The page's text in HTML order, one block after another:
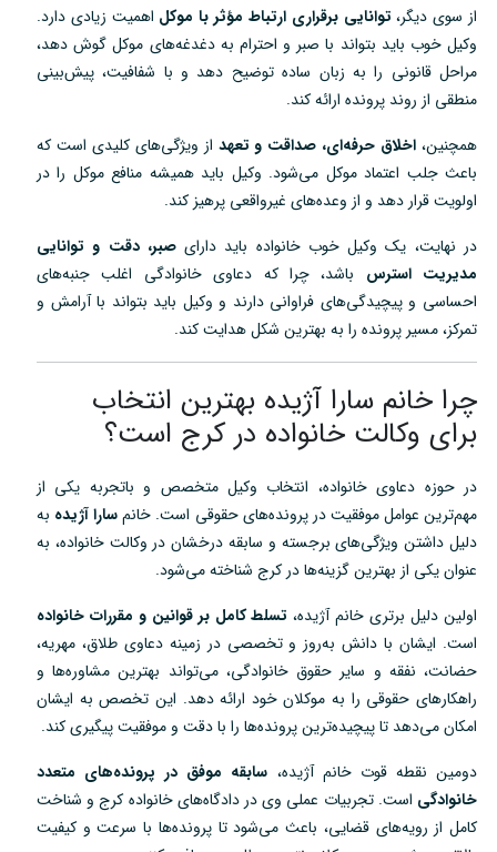
از سوی دیگر، توانایی برقراری ارتباط مؤثر با موکل اهمیت زیادی دارد.
وکیل خوب باید بتواند با صبر و احترام به دغدغه‌های موکل گوش دهد،
مراحل قانونی را به زبان ساده توضیح دهد و با شفافیت، پیش‌بینی
منطقی از روند پرونده ارائه کند.
همچنین، اخلاق حرفه‌ای، صداقت و تعهد از ویژگی‌های کلیدی است که
باعث جلب اعتماد موکل می‌شود. وکیل باید همیشه منافع موکل را در
اولویت قرار دهد و از وعده‌های غیرواقعی پرهیز کند.
در نهایت، یک وکیل خوب خانواده باید دارایصبر، دقت و توانایی
مدیریت استرس باشد، چرا که دعاوی خانوادگی اغلب جنبه‌های
احساسی و پیچیدگی‌های فراوانی دارند و وکیل باید بتواند با آرامش و
تمرکز، مسیر پرونده را به بهترین شکل هدایت کند.
چرا خانم سارا آژیده بهترین انتخاب
برای وکالت خانواده در کرج است؟
در حوزه دعاوی خانواده، انتخاب وکیل متخصص و باتجربه یکی از
مهم‌ترین عوامل موفقیت در پرونده‌های حقوقی است. خانمسارا آژیده به
دلیل داشتن ویژگی‌های برجسته و سابقه درخشان در وکالت خانواده، به
عنوان یکی از بهترین گزینه‌ها در کرج شناخته می‌شود.
اولین دلیل برتری خانم آژیده، تسلط کامل بر قوانین و مقررات خانواده
است. ایشان با دانش به‌روز و تخصصی در زمینه دعاوی طلاق، مهریه،
حضانت، نفقه و سایر حقوق خانوادگی، می‌تواند بهترین مشاوره‌ها و
راهکارهای حقوقی را به موکلان خود ارائه دهد. این تخصص به ایشان
امکان می‌دهد تا پیچیده‌ترین پرونده‌ها را با دقت و موفقیت پیگیری کند.
دومین نقطه قوت خانم آژیده، سابقه موفق در پرونده‌های متعدد
خانوادگی است. تجربیات عملی وی در دادگاه‌های خانواده کرج و شناخت
کامل از رویه‌های قضایی، باعث می‌شود تا پرونده‌ها با سرعت و کیفیت